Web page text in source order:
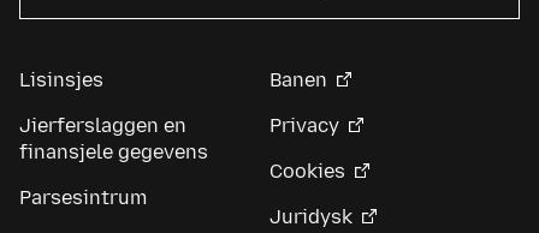
Lisinsjes
Jierferslaggen en
finansjele gegevens
Parsesintrum
Banen
Privacy
Cookies
Juridysk